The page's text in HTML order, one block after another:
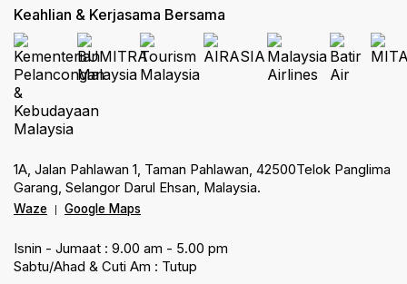
Keahlian & Kerjasama Bersama
1A, Jalan Pahlawan 1, Taman Pahlawan, 42500Telok Panglima
Garang, Selangor Darul Ehsan, Malaysia.
Waze Google Maps
Isnin - Jumaat : 9.00 am - 5.00 pm
Sabtu/Ahad & Cuti Am : Tutup